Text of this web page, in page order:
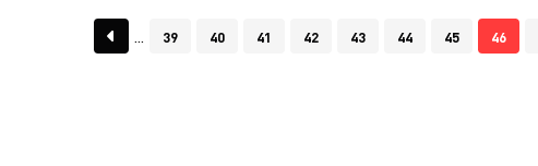
39 40 41 42 43 44 45 46